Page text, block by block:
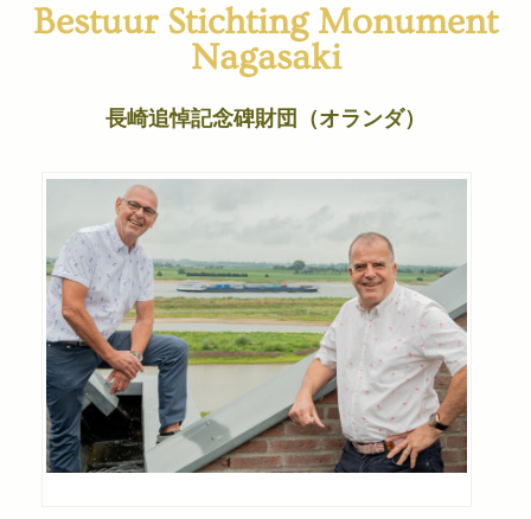
Bestuur Stichting Monument
Nagasaki
長崎追悼記念碑財団（オランダ）​